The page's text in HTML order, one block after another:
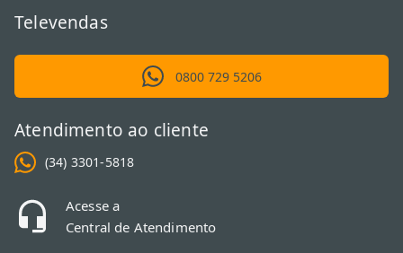
Televendas
0800 729 5206
Atendimento ao cliente
(34) 3301-5818
Acesse a
Central de Atendimento